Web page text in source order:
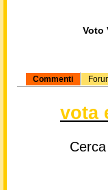
Voto
Commenti
vota